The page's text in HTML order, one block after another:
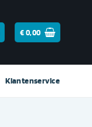
€0,00
Klantenservice